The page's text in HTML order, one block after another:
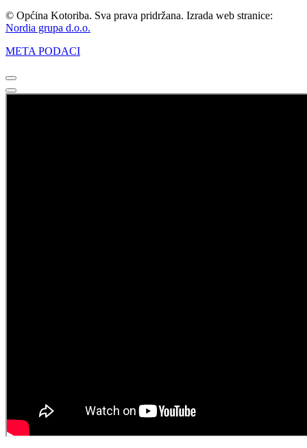
© Općina Kotoriba. Sva prava pridržana. Izrada web stranice:
Nordia grupa d.o.o.
META PODACI